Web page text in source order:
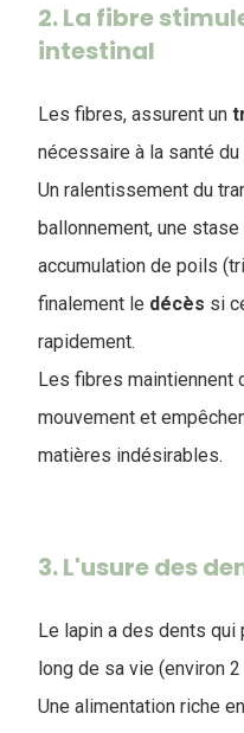
2. La fibre
intestinal
Les fibres, assurent un
nécessaire à la santé du
Un ralentissement du
ballonnement, une
accumulation de poils
finalement le décès si
rapidement.
Les fibres maintiennent
mouvement et
matières indésirables.
3. L'usure des
Le lapin a des dents qui
long de sa vie (environ
Une alimentation riche